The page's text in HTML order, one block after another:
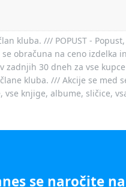
kluba. /// POPUST -
obračuna na ceno izdelka
zadnjih 30 dneh za vse
kluba. /// Akcije se med
vse knjige, albume, sličice,
se naročite